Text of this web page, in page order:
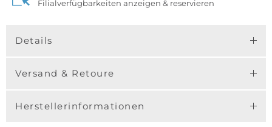
Filialverfügbarkeiten anzeigen & reservieren
Details
Versand & Retoure
Herstellerinformationen